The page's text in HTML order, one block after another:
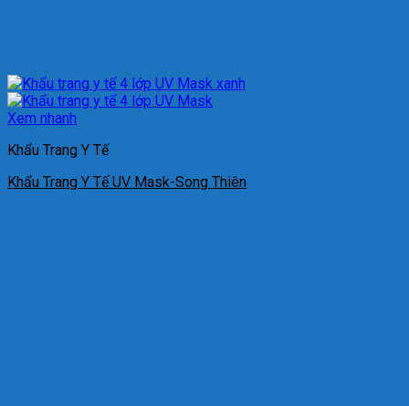
Xem nhanh
Khẩu Trang Y Tế
Khẩu Trang Y Tế UV Mask-Song Thiên